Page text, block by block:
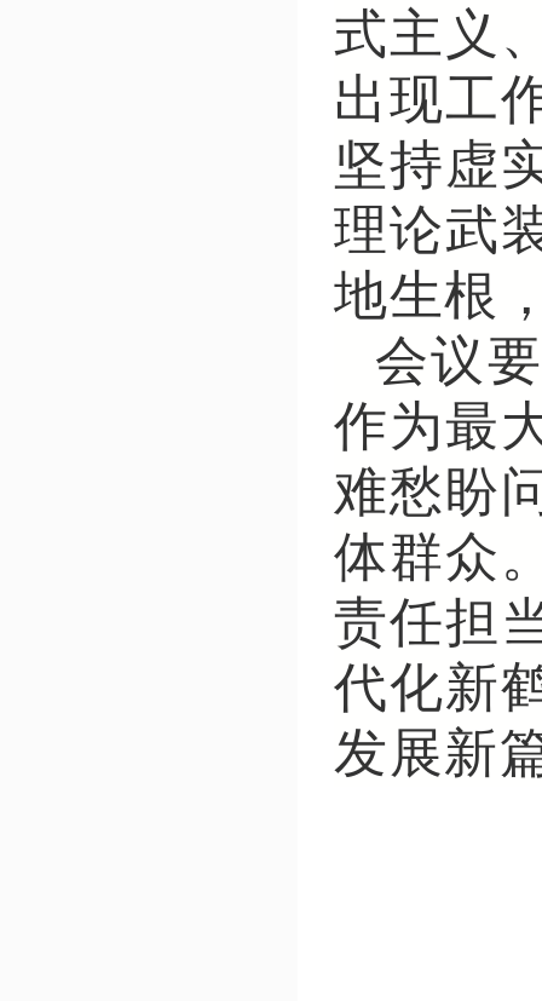
式主义
出现工
坚持虚
理论武
地生根
会议
作为最
难愁盼
体群众
责任担
代化新
发展新